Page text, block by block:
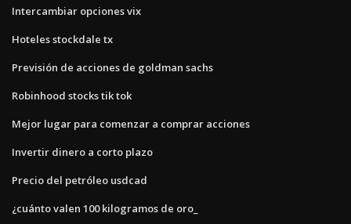
Intercambiar opciones vix
Hoteles stockdale tx
Previsión de acciones de goldman sachs
Robinhood stocks tik tok
Mejor lugar para comenzar a comprar acciones
Invertir dinero a corto plazo
Precio del petróleo usdcad
¿cuánto valen 100 kilogramos de oro_